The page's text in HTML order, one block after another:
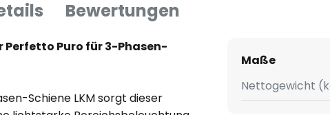
Bewertungen
Perfetto Puro für 3-Phasen-
Schiene LKM sorgt dieser
Maße
Nettogewicht